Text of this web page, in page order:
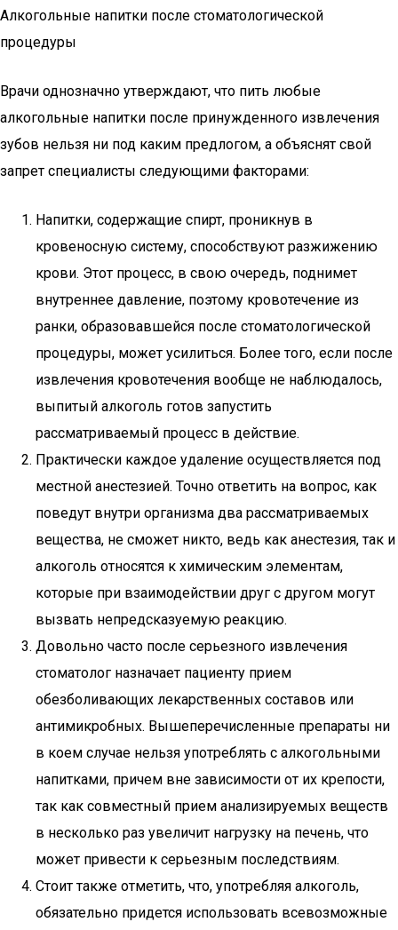
Алкогольные напитки после стоматологической
процедуры
Врачи однозначно утверждают, что пить любые
алкогольные напитки после принужденного извлечения
зубов нельзя ни под каким предлогом, а объяснят свой
запрет специалисты следующими факторами:
Напитки, содержащие спирт, проникнув в
кровеносную систему, способствуют разжижению
крови. Этот процесс, в свою очередь, поднимет
внутреннее давление, поэтому кровотечение из
ранки, образовавшейся после стоматологической
процедуры, может усилиться. Более того, если после
извлечения кровотечения вообще не наблюдалось,
выпитый алкоголь готов запустить
рассматриваемый процесс в действие.
Практически каждое удаление осуществляется под
местной анестезией. Точно ответить на вопрос, как
поведут внутри организма два рассматриваемых
вещества, не сможет никто, ведь как анестезия, так и
алкоголь относятся к химическим элементам,
которые при взаимодействии друг с другом могут
вызвать непредсказуемую реакцию.
Довольно часто после серьезного извлечения
стоматолог назначает пациенту прием
обезболивающих лекарственных составов или
антимикробных. Вышеперечисленные препараты ни
в коем случае нельзя употреблять с алкогольными
напитками, причем вне зависимости от их крепости,
так как совместный прием анализируемых веществ
в несколько раз увеличит нагрузку на печень, что
может привести к серьезным последствиям.
Стоит также отметить, что, употребляя алкоголь,
обязательно придется использовать всевозможные